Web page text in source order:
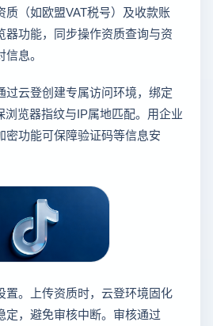
质（如欧盟VAT税号）及收款账
器功能，同步操作资质查询与资
息。
过云登创建专属访问环境，绑定
浏览器指纹与IP属地匹配。用企业
密功能可保障验证码等信息安
置。上传资质时，云登环境固化
定，避免审核中断。审核通过